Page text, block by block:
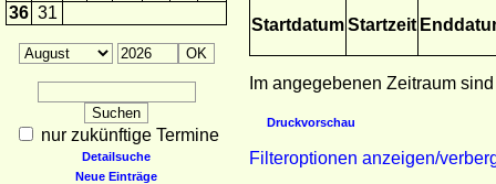
36 31
nur zukünftige Termine
Detailsuche
Neue Einträge
StartdatumStartzeit
Im angegebenen Zeitraum
Druckvorschau
Filteroptionen anzeigen/